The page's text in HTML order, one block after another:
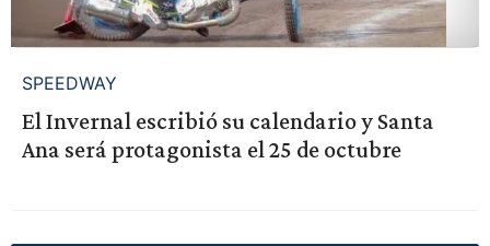
SPEEDWAY
El Invernal escribió su calendario y Santa
Ana será protagonista el 25 de octubre